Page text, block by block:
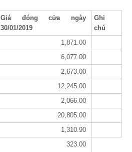
Giá đóng cửa ngày
30/01/2019
Ghi
chú
1,871.00
6,077.00
2,673.00
12,245.00
2,066.00
20,805.00
1,310.90
323.00